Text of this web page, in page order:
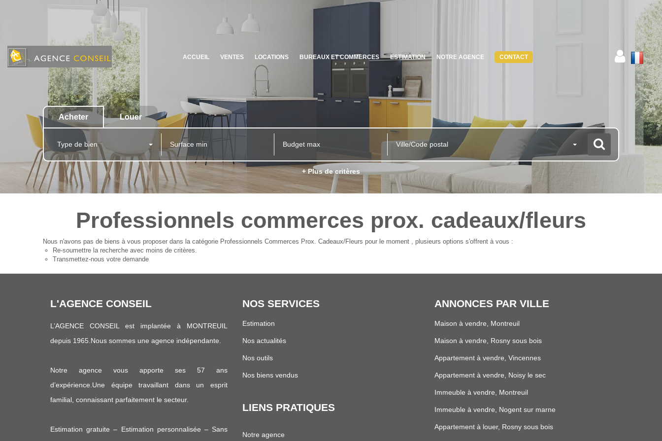
ACCUEIL VENTES LOCATIONS BUREAUX ET COMMERCES ESTIMATION NOTRE AGENCE CONTACT
Acheter Louer
Type de bien Ville/Code postal
+ Plus de critères
Professionnels commerces prox. cadeaux/fleurs
Nous n'avons pas de biens à vous proposer dans la catégorie Professionnels Commerces Prox. Cadeaux/Fleurs pour le moment , plusieurs options s'offrent à vous :
Re-soumettre la recherche avec moins de critères.
Transmettez-nous votre demande
L'AGENCE CONSEIL
L’AGENCE CONSEIL est implantée à MONTREUIL
depuis 1965.Nous sommes une agence indépendante.
Notre agence vous apporte ses 57 ans
d’expérience.Une équipe travaillant dans un esprit
familial, connaissant parfaitement le secteur.
Estimation gratuite – Estimation personnalisée – Sans
NOS SERVICES
Estimation
Nos actualités
Nos outils
Nos biens vendus
LIENS PRATIQUES
Notre agence
ANNONCES PAR VILLE
Maison à vendre, Montreuil
Maison à vendre, Rosny sous bois
Appartement à vendre, Vincennes
Appartement à vendre, Noisy le sec
Immeuble à vendre, Montreuil
Immeuble à vendre, Nogent sur marne
Appartement à louer, Rosny sous bois